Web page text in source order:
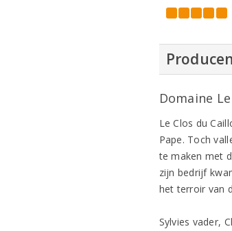
Domaine
Le Clos du
Pape. Toch
te maken met
zijn bedrijf
het terroir van
Sylvies vader,